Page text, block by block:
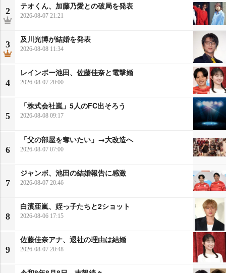
2
テオくん、加藤乃愛との破局を発表
2026-08-07 21:21
3
及川光博が結婚を発表
2026-08-08 11:34
4
レインボー池田、佐藤佳奈と電撃婚
2026-08-07 20:00
5
「株式会社嵐」5人のFC出そろう
2026-08-08 09:17
6
「父の部屋を奪いたい」→大改造へ
2026-08-07 07:00
7
ジャンボ、池田の結婚報告に感激
2026-08-07 20:46
8
白濱亜嵐、姪っ子たちと2ショット
2026-08-06 17:15
9
佐藤佳奈アナ、退社の理由は結婚
2026-08-07 20:48